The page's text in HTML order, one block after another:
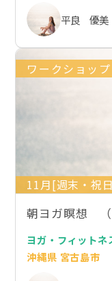
平良 優美
ワークショップ
11月[週末・祝
朝ヨガ瞑想 （
ヨガ・フィットネ
沖縄県 宮古島市